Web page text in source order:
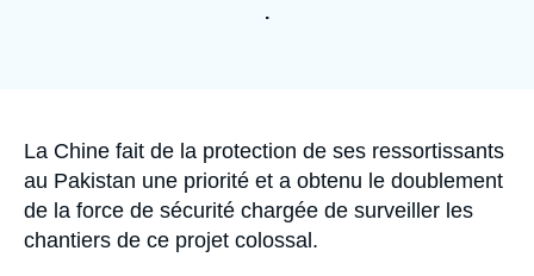
.
Accroche
La Chine fait de la protection de ses ressortissants
au Pakistan une priorité et a obtenu le doublement
de la force de sécurité chargée de surveiller les
chantiers de ce projet colossal.